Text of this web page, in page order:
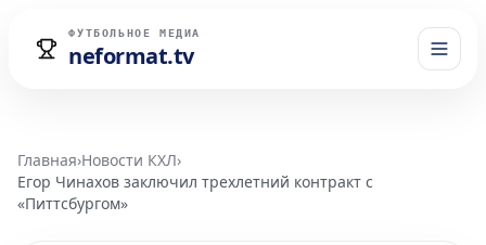
ФУТБОЛЬНОЕ МЕДИА
neformat.tv
Главная›Новости КХЛ›
Егор Чинахов заключил трехлетний контракт с
«Питтсбургом»